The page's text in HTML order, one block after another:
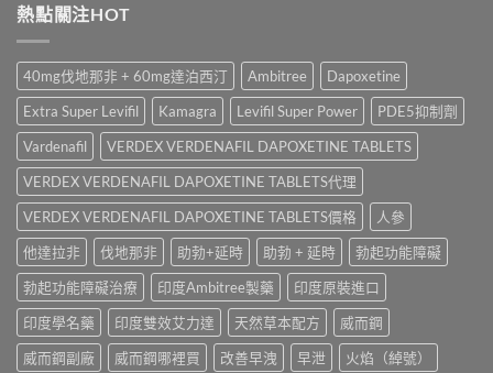
間、
60mg
點
揀？〉
中
作
意
事
項
與
香
港
正
貨
購
買
指
南〉
中
2026
一
粒
少
錢？
原
廠
與
學
名
藥
購
買
比
較〉
中
威
而
與
必
利
勁
怎
麼
選？
2026
年
效
果、
價
錢、
副
作
用
全
熱點關注HOT
40mg伐地那非 + 60mg達泊西汀 Ambitree
Dapoxetine
Extra Super Levifil
Kamagra Levifil Super Power
PDE5抑制劑
Vardenafil
VERDEX VERDENAFIL DAPOXETINE TABLETS
VERDEX VERDENAFIL DAPOXETINE TABLETS代理
VERDEX VERDENAFIL DAPOXETINE TABLETS價格
人參
他達拉非
伐地那非 助勃+延時 助勃 + 延時
勃起功能障礙
勃起功能障礙治療
印度Ambitree製藥
印度原裝進口
印度學名藥
印度雙效艾力達 天然草本配方
威而鋼
威而鋼副廠
威而鋼哪裡買 改善早洩 早泄
火焰（綽號）